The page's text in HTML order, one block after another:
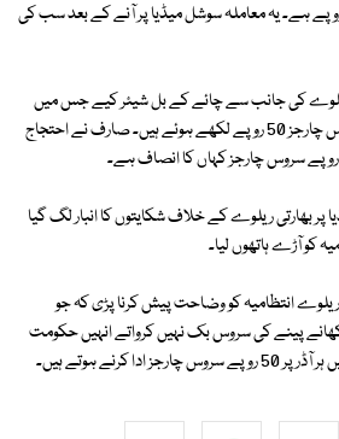
کیے جب کہ قیمت 20 روپے ہے۔ یہ معاملہ سوشل میڈیا پر آنے کے بعد سب کی
ریلوے کی جانب سے چائے کے بل شیئر کیے جس میں
فی کپ قیمت 20 روپے اور سروس چارجز 50 روپے لکھے ہوئے ہیں۔ صارف نے احتجاج
بھارتی ریلوے کے خلاف شکایتوں کا انبار لگ گیا
کو آڑے ہاتھوں لیا۔
انتظامیہ کو وضاحت پیش کرنا پڑی کہ جو
پینے کی سروس بک نہیں کرواتے انہیں حکومت
کرنے ہوتے ہیں۔